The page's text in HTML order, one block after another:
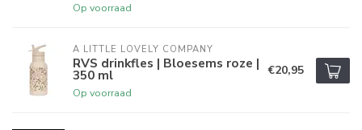
Op voorraad
A LITTLE LOVELY COMPANY
RVS drinkfles | Bloesems roze |
350 ml
Op voorraad
€20,95